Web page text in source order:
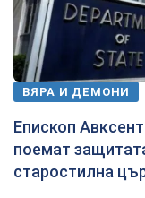
ВЯРА И ДЕМОНИ
Епископ
поемат
старостилна